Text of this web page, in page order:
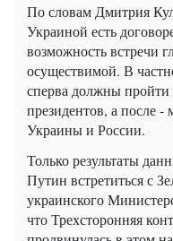
По словам Дмитрия
Украиной есть
возможность встречи
осуществимой. В
сперва должны
президентов, а после
Украины и России.
Только результаты
Путин встретиться с
украинского
что Трехсторонняя